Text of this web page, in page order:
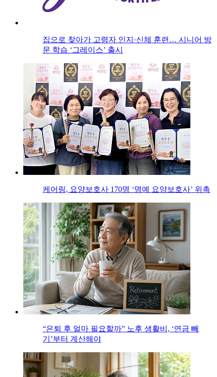
집으로 찾아가 고령자 인지·신체 훈련… 시니어 방
문 학습 ‘그레이스’ 출시
케어링, 요양보호사 170명 ‘명예 요양보호사’ 위촉
“은퇴 후 얼마 필요할까” 노후 생활비, ‘연금 빼
기’부터 계산해야